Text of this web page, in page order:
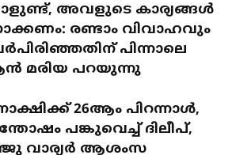
അവളുടെ കാര്യങ്ങൾ
രണ്ടാം വിവാഹവും
പിന്നാലെ
മരിയ പറയുന്നു
26ആം പിറന്നാൾ,
പങ്കുവെച്ച് ദിലീപ്,
വാര്യർ ആശംസ